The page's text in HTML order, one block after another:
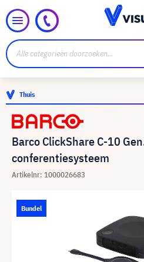
Thuis
Barco ClickShare C-10
conferentiesysteem
Artikelnr: 1000026683
Bundel